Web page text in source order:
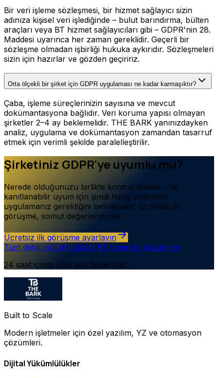
Bir veri işleme sözleşmesi, bir hizmet sağlayıcı sizin
adınıza kişisel veri işlediğinde – bulut barındırma, bülten
araçları veya BT hizmet sağlayıcıları gibi – GDPR'nin 28.
Maddesi uyarınca her zaman gereklidir. Geçerli bir
sözleşme olmadan işbirliği hukuka aykırıdır. Sözleşmeleri
sizin için hazırlar ve gözden geçiririz.
Orta ölçekli bir şirket için GDPR uygulaması ne kadar karmaşıktır?
Çaba, işleme süreçlerinizin sayısına ve mevcut
dokümantasyona bağlıdır. Veri koruma yapısı olmayan
şirketler 2–4 ay beklemelidir. THE BARK yanınızdayken
analiz, uygulama ve dokümantasyon zamandan tasarruf
etmek için verimli şekilde paralelleştirilir.
Şirketiniz GDPR'ye uyumlu mu?
Nerede olduğunuzu birlikte kontrol edelim – ve
kanıtlanabilir uyum için şimdi hangi önlemleri
uygulamanız gerektiğini belirleyelim. Ücretsiz ilk
görüşme, somut değerlendirme.
Ücretsiz ilk görüşme ayarlayın
Tüm dijital yükümlülükler·BT güvenlik çözümleri
24 saat içinde size geri döneceğiz.
Built to Scale
Modern işletmeler için özel yazılım, YZ ve otomasyon
çözümleri.
Dijital Yükümlülükler